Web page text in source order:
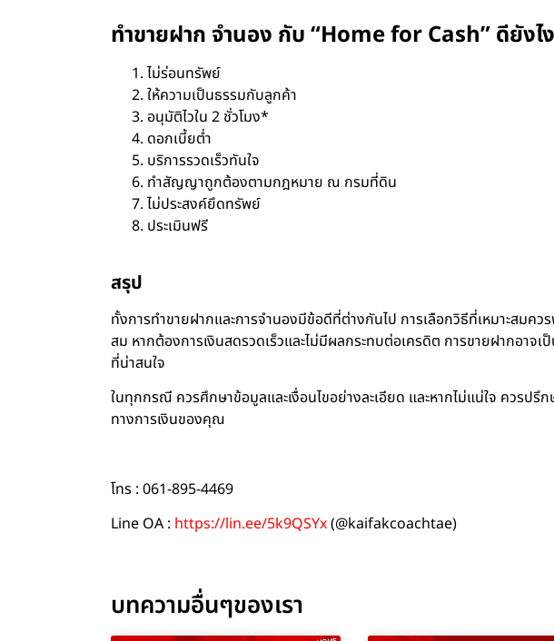
ทำขายฝาก จำนอง กับ “Home for Cash” ดียังไ
ไม่ร่อนทรัพย์
ให้ความเป็นธรรมกับลูกค้า
อนุมัติไวใน 2 ชั่วโมง*
ดอกเบี้ยต่ำ
บริการรวดเร็วทันใจ
ทำสัญญาถูกต้องตามกฎหมาย ณ กรมที่ดิน
ไม่ประสงค์ยึดทรัพย์
ประเมินฟรี
สรุป
ทั้งการทำขายฝากและการจำนองมีข้อดีที่ต่างกันไป การเลือกวิธีที่เหมาะสมค
สม หากต้องการเงินสดรวดเร็วและไม่มีผลกระทบต่อเครดิต การขายฝากอาจ
ที่น่าสนใจ
ในทุกกรณี ควรศึกษาข้อมูลและเงื่อนไขอย่างละเอียด และหากไม่แน่ใจ ควรป
ทางการเงินของคุณ
โทร : 061-895-4469
Line OA : https://lin.ee/5k9QSYx(@kaifakcoachtae)
บทความอื่นๆของเรา